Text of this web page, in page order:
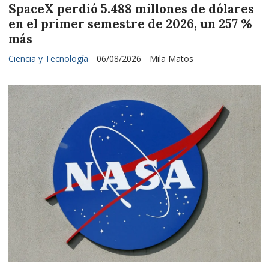
SpaceX perdió 5.488 millones de dólares
en el primer semestre de 2026, un 257 %
más
Mila Matos
Ciencia y Tecnología 06/08/2026